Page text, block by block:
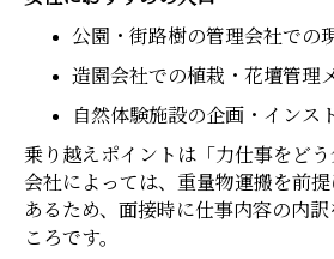
公園・街路樹の管理会社での
造園会社での植栽・花壇管理
自然体験施設の企画・インス
乗り越えポイントは「力仕事をどう
会社によっては、重量物運搬を前
あるため、面接時に仕事内容の内
ころです。